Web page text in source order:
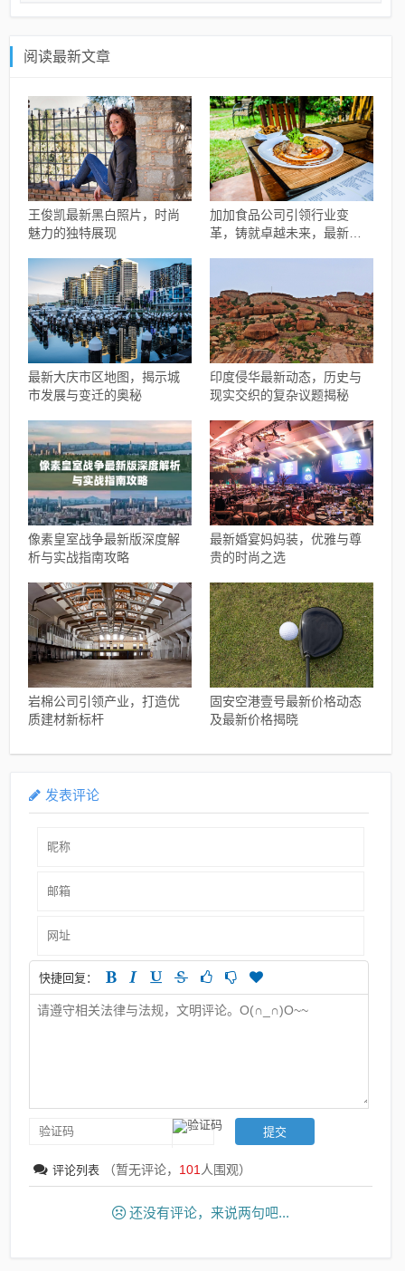
阅读最新文章
王俊凯最新黑白照片，时尚
魅力的独特展现
加加食品公司引领行业变
革，铸就卓越未来，最新动
最新大庆市区地图，揭示城
市发展与变迁的奥秘
印度侵华最新动态，历史与
现实交织的复杂议题揭秘
像素皇室战争最新版深度解
析与实战指南攻略
最新婚宴妈妈装，优雅与尊
贵的时尚之选
岩棉公司引领产业，打造优
质建材新标杆
固安空港壹号最新价格动态
及最新价格揭晓
发表评论
快捷回复：
评论列表 （暂无评论， 101 人围观）
还没有评论，来说两句吧...